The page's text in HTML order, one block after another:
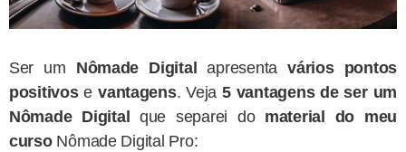
Ser um Nômade Digital apresentavários pontos
positivosevantagens. Veja5 vantagens de ser um
Nômade Digital
que separei do material do meu
cursoNômade Digital Pro: